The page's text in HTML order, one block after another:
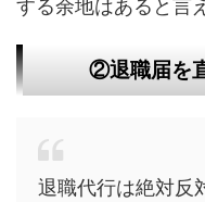
する余地はあると言
②退職届を
退職代行は絶対反